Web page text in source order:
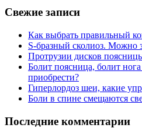
Свежие записи
Как выбрать правильный
S-бразный сколиоз. Можно
Протрузии дисков
Болит поясница, болит
приобрести?
Гиперлордоз шеи, какие
Боли в спине смещаются
Последние комментарии